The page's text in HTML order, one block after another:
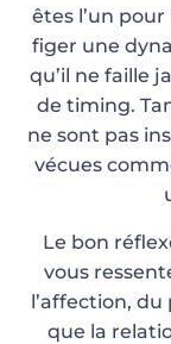
êtes l’un
figer une
qu’il ne faille
de timing.
ne sont pas
vécues
Le bon
vous
l’affection,
que la